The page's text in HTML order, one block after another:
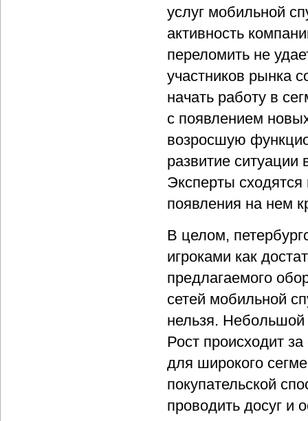
услуг мобильной
активность
переломить не
участников рынка
начать работу в
с появлением
возросшую
развитие
Эксперты сходятся
появления на нем
В целом,
игроками как
предлагаемого
сетей мобильной
нельзя.
Рост происходит
для широкого
покупательской
проводить досуг и